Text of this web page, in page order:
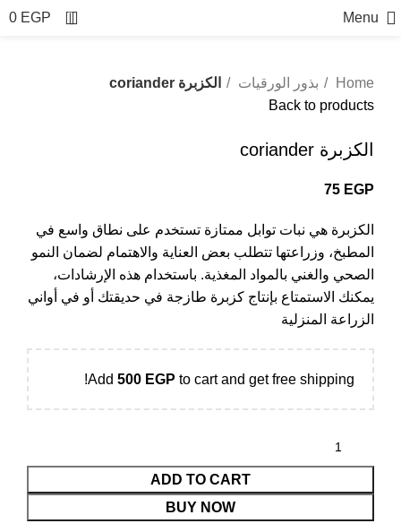
Menu
0
0 EGP
Home بذور الورقيات
الكزبرة coriander
Back to products
الكزبرة coriander
75 EGP
الكزبرة هي نبات توابل ممتازة تستخدم على نطاق واسع في
المطبخ، وزراعتها تتطلب بعض العناية والاهتمام لضمان النمو
الصحي والغني بالمواد المغذية. باستخدام هذه الإرشادات،
يمكنك الاستمتاع بإنتاج كزبرة طازجة في حديقتك أو في أواني
الزراعة المنزلية
Add 500 EGP to cart and get free shipping!
ADD TO CART
BUY NOW